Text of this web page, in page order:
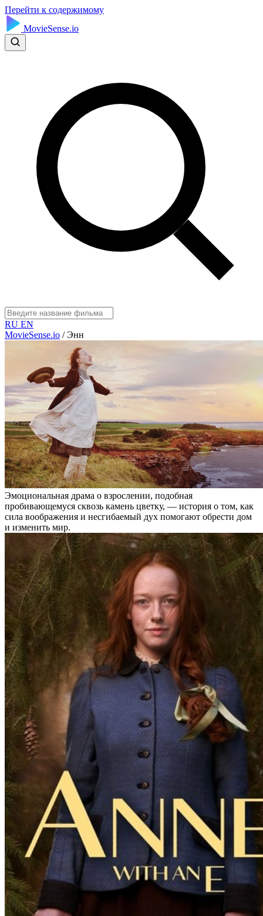
Перейти к содержимому
MovieSense.io
RU EN
MovieSense.io / Энн
Эмоциональная драма о взрослении, подобная
пробивающемуся сквозь камень цветку, — история о том, как
сила воображения и несгибаемый дух помогают обрести дом
и изменить мир.